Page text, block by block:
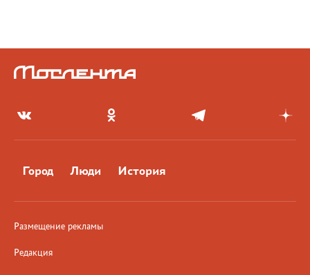
Город Люди История
Размещение рекламы
Редакция